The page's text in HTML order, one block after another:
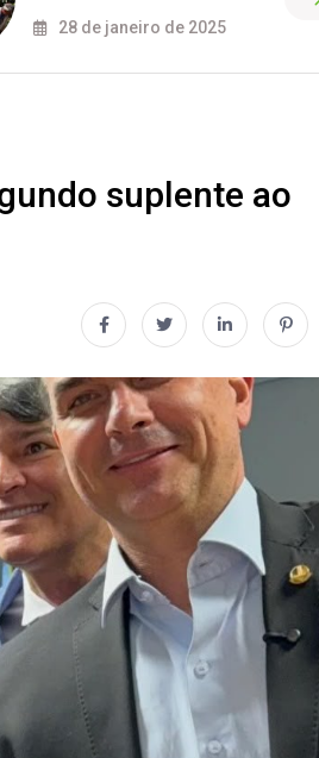
28 de janeiro de 2025
suplente ao